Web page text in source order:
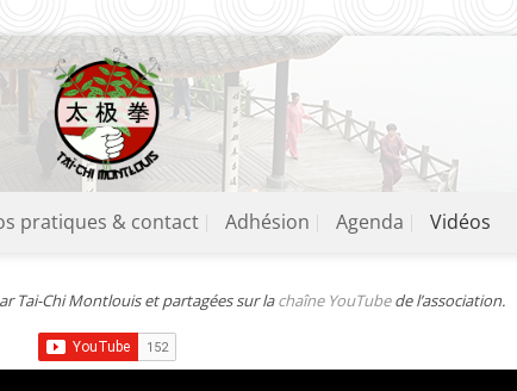
pratiques & contact Adhésion Agenda Vidéos
Tai-Chi Montlouis et partagées sur lachaîne YouTubede l’association.